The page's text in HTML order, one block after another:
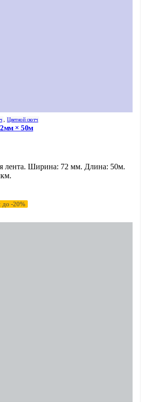
, Цветной скотч
× 50м
лента. Ширина: 72 мм. Длина: 50м.
до -20%